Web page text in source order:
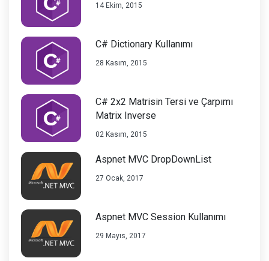
14 Ekim, 2015
C# Dictionary Kullanımı
28 Kasım, 2015
C# 2x2 Matrisin Tersi ve Çarpımı
Matrix Inverse
02 Kasım, 2015
Aspnet MVC DropDownList
27 Ocak, 2017
Aspnet MVC Session Kullanımı
29 Mayıs, 2017